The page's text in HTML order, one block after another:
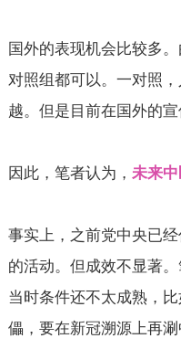
国外的表现机会比较多
对照组都可以。一对照
越。但是目前在国外的
因此，笔者认为， 未来中
事实上，之前党中央已
的活动。但成效不显著
当时条件还不太成熟，
儡，要在新冠溯源上再